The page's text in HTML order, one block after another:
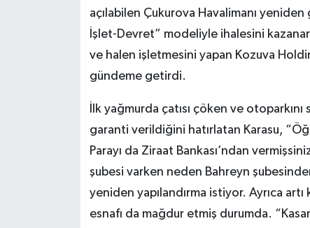
açılabilen Çukurova Havalimanı
İşlet-Devret” modeliyle ihalesini
ve halen işletmesini yapan Kozuva
gündeme getirdi.
İlk yağmurda çatısı çöken ve
garanti verildiğini hatırlatan Karasu,
Parayı da Ziraat Bankası’ndan
şubesi varken neden Bahreyn
yeniden yapılandırma istiyor. Ayrıca
esnafı da mağdur etmiş durumda.